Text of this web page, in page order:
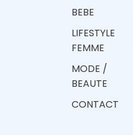
BEBE
LIFESTYLE
FEMME
MODE /
BEAUTE
CONTACT